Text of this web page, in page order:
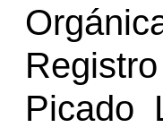
Picado